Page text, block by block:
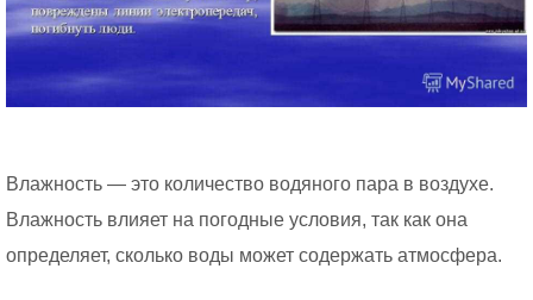
Влажность — это количество водяного пара в воздухе.
Влажность влияет на погодные условия, так как она
определяет, сколько воды может содержать атмосфера.